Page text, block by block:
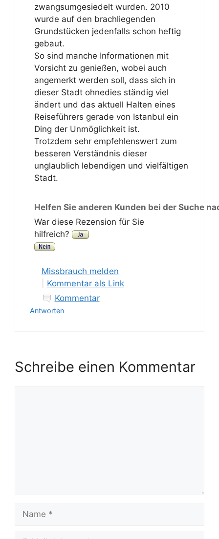
zwangsumgesiedelt wurden. 2010
wurde auf den brachliegenden
Grundstücken jedenfalls schon heftig
gebaut.
So sind manche Informationen mit
Vorsicht zu genießen, wobei auch
angemerkt werden soll, dass sich in
dieser Stadt ohnedies ständig viel
ändert und das aktuell Halten eines
Reiseführers gerade von Istanbul ein
Ding der Unmöglichkeit ist.
Trotzdem sehr empfehlenswert zum
besseren Verständnis dieser
unglaublich lebendigen und vielfältigen
Stadt.
Helfen Sie anderen Kunden bei der Suche
War diese Rezension für Sie
hilfreich?
Missbrauch melden
Kommentar als Link
Kommentar
Antworten
Schreibe einen Kommentar
Name